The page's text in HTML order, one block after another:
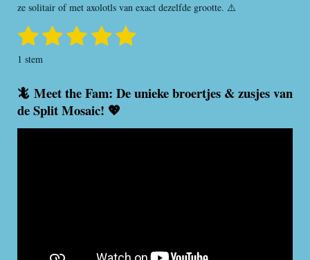
ze solitair of met axolotls van exact dezelfde grootte. ⚠️
R
t
n
g
:
1
s
t
e
r
2
s
e
r
3
e
r
4
e
r
5
e
r
S
e
1 stem
🦎 Meet the Fam: De unieke broertjes & zusjes van
de Split Mosaic! 💖